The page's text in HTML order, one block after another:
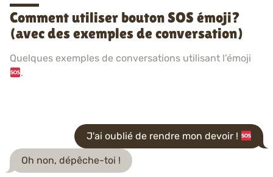
Comment utiliser bouton SOS émoji?
(avec des exemples de conversation)
Quelques exemples de conversations utilisant l’émoji
.
J'ai oublié de rendre mon devoir !
Oh non, dépêche-toi !